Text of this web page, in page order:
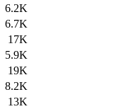
6.2K
6.7K
17K
5.9K
19K
8.2K
13K